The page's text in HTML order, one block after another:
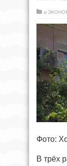
в
Фото:
В трёх